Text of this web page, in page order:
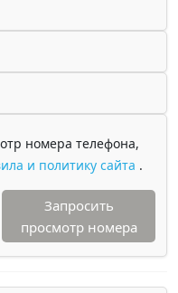
номера телефона,
и политику сайта .
Запросить
просмотр номера